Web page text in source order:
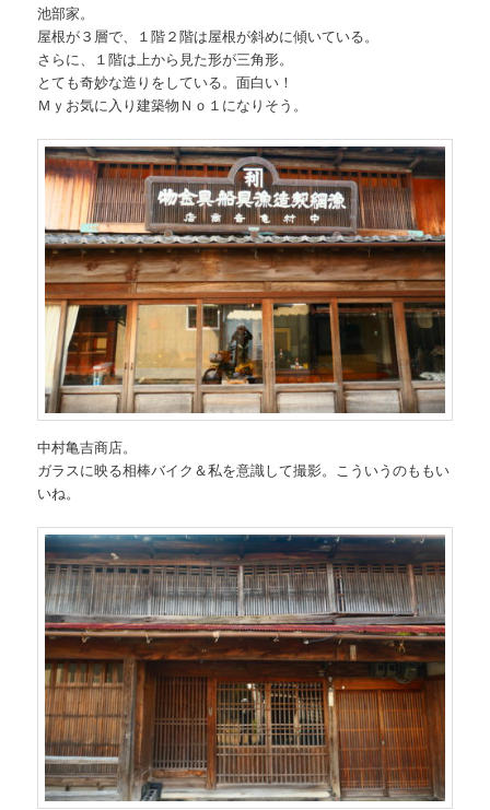
池部家。
屋根が３層で、１階２階は屋根が斜めに傾いている。
さらに、１階は上から見た形が三角形。
とても奇妙な造りをしている。面白い！
Ｍｙお気に入り建築物Ｎｏ１になりそう。
中村亀吉商店。
ガラスに映る相棒バイク＆私を意識して撮影。こういうのももい
いね。